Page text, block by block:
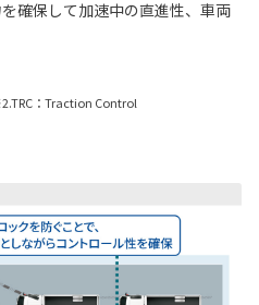
確保して加速中の直進性、車両
：Traction Control